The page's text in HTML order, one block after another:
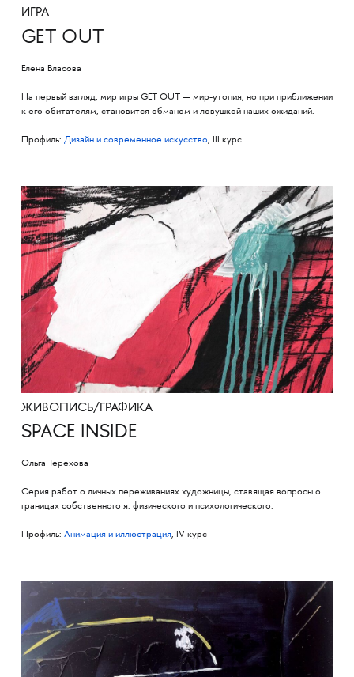
ИГРА
GET OUT
Елена Власова
На первый взгляд, мир игры GET OUT — мир-утопия, но при приближении
к его обитателям, становится обманом и ловушкой наших ожиданий.
Профиль: Дизайн и современное искусство, III курс
ЖИВОПИСЬ/ГРАФИКА
SPACE INSIDE
Ольга Терехова
Серия работ о личных переживаниях художницы, ставящая вопросы о
границах собственного я: физического и психологического.
Профиль: Анимация и иллюстрация, IV курс